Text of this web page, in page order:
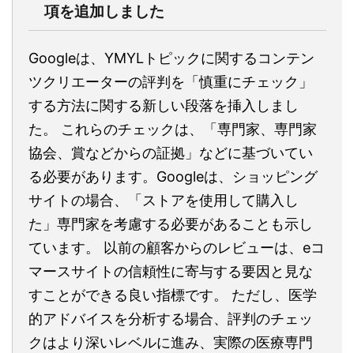
項を追加しました
Googleは、YMYLトピックに関するコンテン
ツクリエーターの評判を「慎重にチェック」
する方法に関する新しい段落を挿入しまし
た。 これらのチェックは、「専門家、専門家
協会、賞などからの証拠」などに基づいてい
る必要があります。Googleは、ショッピング
サイトの場合、「ストアを使用して購入し
た」専門家を考慮する必要があることも示し
ています。 以前の顧客からのレビューは、eコ
マースサイトの信頼性に寄与する要因と見な
すことができる良い指標です。 ただし、医学
的アドバイスを分析する場合、評判のチェッ
クはより深いレベルに進み、実際の医療専門